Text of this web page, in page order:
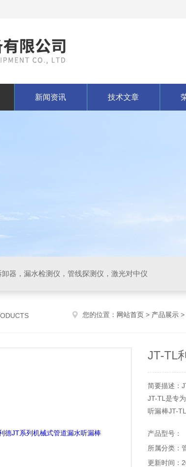
新闻资讯 技术文章
器，漏水检测仪，管线探测仪，激光对中仪
您的位置： 网站首页 > 产品展示 >
JT-TL
简要描述：
JT-TL是专
听漏棒JT-
作人员耳朵。
产品型号：
所属分类：
更新时间：